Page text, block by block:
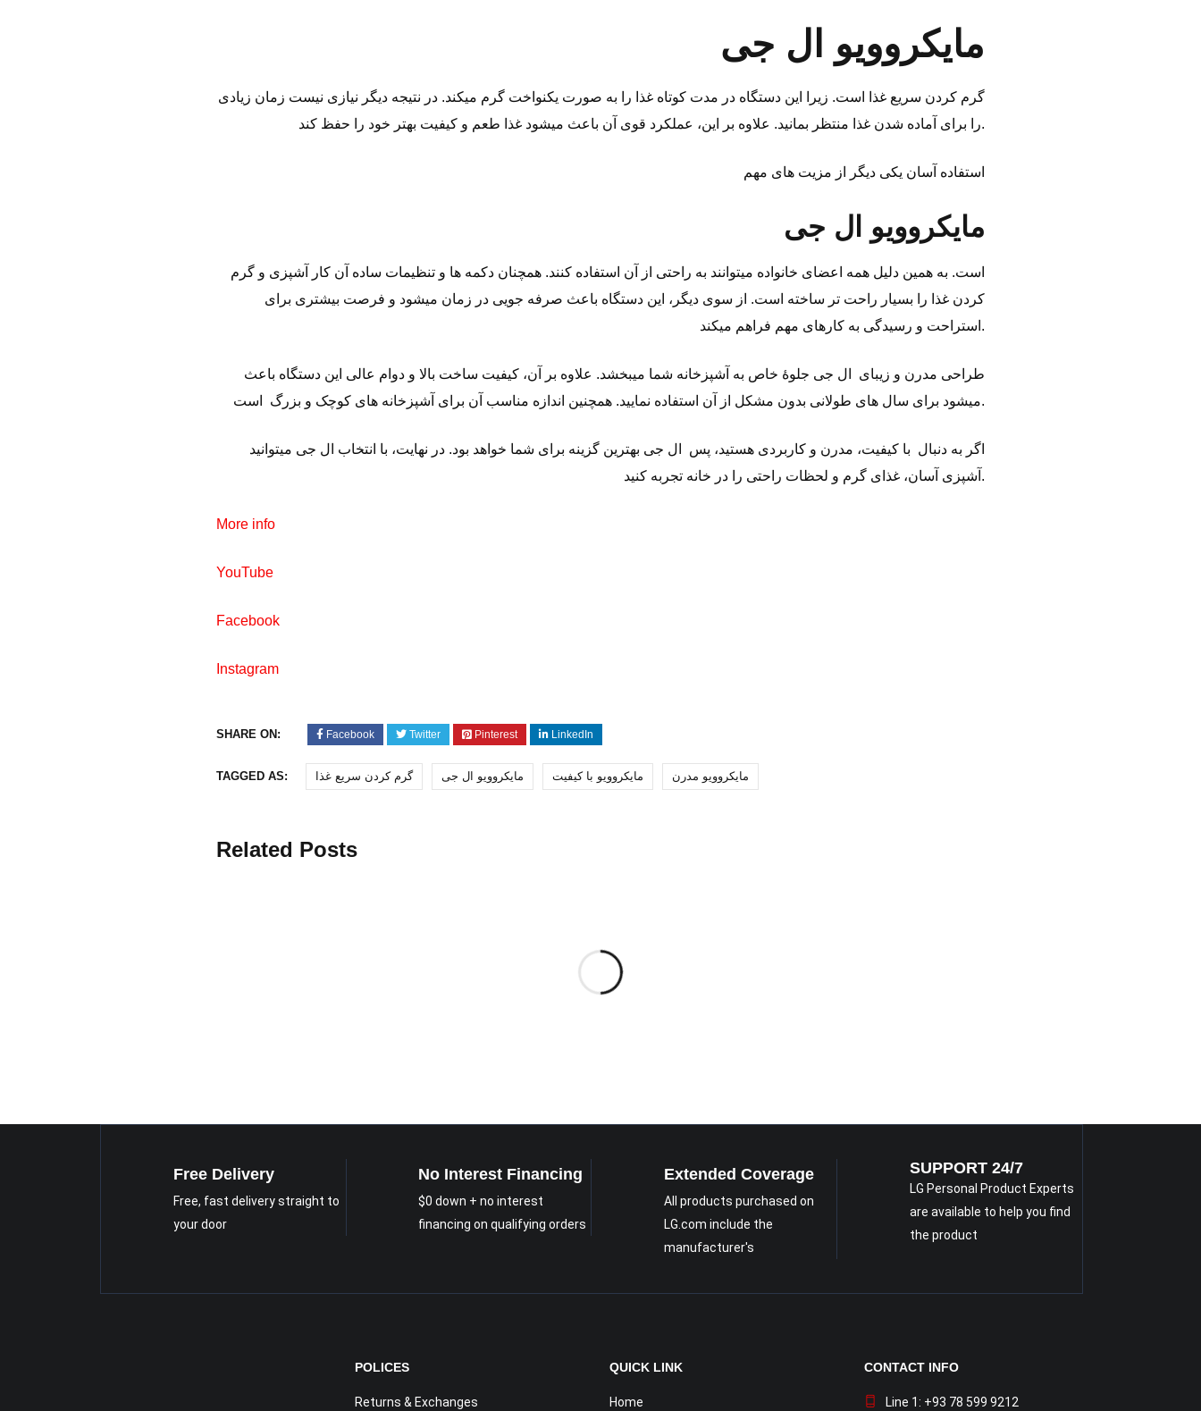
مایکروویو ال جی
گرم ‌کردن سریع غذا است. زیرا این دستگاه در مدت کوتاه غذا را به‌ صورت یکنواخت گرم میکند. در نتیجه دیگر نیازی نیست زمان زیادی
را برای آماده شدن غذا منتظر بمانید. علاوه بر این، عملکرد قوی آن باعث میشود غذا طعم و کیفیت بهتر خود را حفظ کند.
استفاده آسان یکی دیگر از مزیت ‌های مهم
مایکروویو ال جی
است. به همین دلیل همه اعضای خانواده میتوانند به راحتی از آن استفاده کنند. همچنان دکمه‌ ها و تنظیمات ساده آن کار آشپزی و گرم
‌کردن غذا را بسیار راحت ‌تر ساخته است. از سوی دیگر، این دستگاه باعث صرفه ‌جویی در زمان میشود و فرصت بیشتری برای
استراحت و رسیدگی به کارهای مهم فراهم میکند.
طراحی مدرن و زیبای ال جی جلوهٔ خاص به آشپزخانه شما میبخشد. علاوه بر آن، کیفیت ساخت بالا و دوام عالی این دستگاه باعث
میشود برای سال‌ های طولانی بدون مشکل از آن استفاده نمایید. همچنین اندازه مناسب آن برای آشپزخانه‌ های کوچک و بزرگ است.
اگر به دنبال با کیفیت، مدرن و کاربردی هستید، پس ال جی بهترین گزینه برای شما خواهد بود. در نهایت، با انتخاب ال جی میتوانید
آشپزی آسان، غذای گرم و لحظات راحتی را در خانه تجربه کنید.
More info
YouTube
Facebook
Instagram
SHARE ON: Facebook Twitter Pinterest LinkedIn
TAGGED AS: گرم‌ کردن سریع غذا مایکروویو ال جی مایکروویو با کیفیت مایکروویو مدرن
Related Posts
Free Delivery
Free, fast delivery straight to
your door
No Interest Financing
$0 down + no interest
financing on qualifying orders
Extended Coverage
All products purchased on
LG.com include the
manufacturer's
SUPPORT 24/7
LG Personal Product Experts
are available to help you find
the product
POLICES
Returns & Exchanges
QUICK LINK
Home
CONTACT INFO
Line 1: +93 78 599 9212